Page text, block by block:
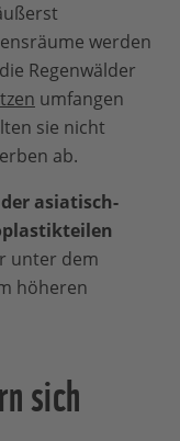
werden
Regenwälder
umfangen
sie nicht
ab.
asiatisch-
unter dem
höheren
sich